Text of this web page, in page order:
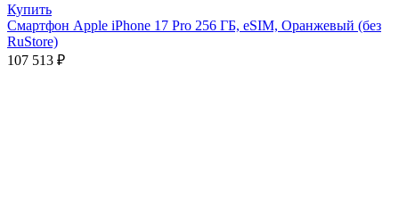
Купить
Смартфон Apple iPhone 17 Pro 256 ГБ, eSIM, Оранжевый (без
RuStore)
107 513 ₽